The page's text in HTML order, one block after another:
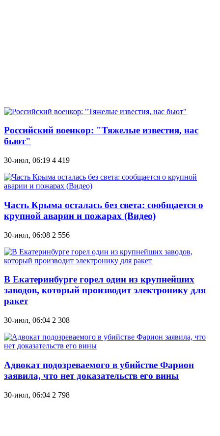
Российский военкор: "Тяжелые известия, нас
бьют"
30-июл, 06:19 4 419
Часть Крыма осталась без света: сообщается о
крупной аварии и пожарах (Видео)
30-июл, 06:08 2 556
В Екатеринбурге горел один из крупнейших
заводов, который производит электронику для
ракет
30-июл, 06:04 2 308
Адвокат подозреваемого в убийстве Фарион
заявила, что нет доказательств его вины
30-июл, 06:04 2 798